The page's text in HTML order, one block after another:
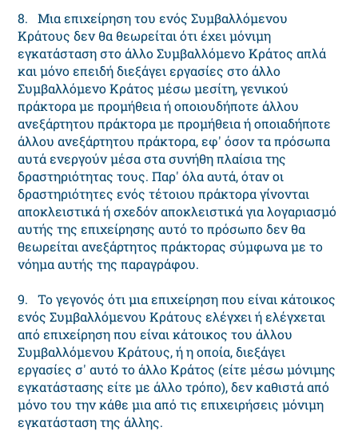
8. Μια επιχείρηση του ενός Συμβαλλόμενου
Κράτους δεν θα θεωρείται ότι έχει μόνιμη
εγκατάσταση στο άλλο Συμβαλλόμενο Κράτος απλά
και μόνο επειδή διεξάγει εργασίες στο άλλο
Συμβαλλόμενο Κράτος μέσω μεσίτη, γενικού
πράκτορα με προμήθεια ή οποιουδήποτε άλλου
ανεξάρτητου πράκτορα με προμήθεια ή οποιαδήποτε
άλλου ανεξάρτητου πράκτορα, εφ' όσον τα πρόσωπα
αυτά ενεργούν μέσα στα συνήθη πλαίσια της
δραστηριότητας τους. Παρ' όλα αυτά, όταν οι
δραστηριότητες ενός τέτοιου πράκτορα γίνονται
αποκλειστικά ή σχεδόν αποκλειστικά για λογαριασμό
αυτής της επιχείρησης αυτό το πρόσωπο δεν θα
θεωρείται ανεξάρτητος πράκτορας σύμφωνα με το
νόημα αυτής της παραγράφου.
9. Το γεγονός ότι μια επιχείρηση που είναι κάτοικος
ενός Συμβαλλόμενου Κράτους ελέγχει ή ελέγχεται
από επιχείρηση που είναι κάτοικος του άλλου
Συμβαλλόμενου Κράτους, ή η οποία, διεξάγει
εργασίες σ' αυτό το άλλο Κράτος (είτε μέσω μόνιμης
εγκατάστασης είτε με άλλο τρόπο), δεν καθιστά από
μόνο του την κάθε μια από τις επιχειρήσεις μόνιμη
εγκατάσταση της άλλης.